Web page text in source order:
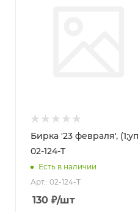
Бирка '23 февраля',
02-124-T
Есть в наличии
Арт.: 02-124-T
130₽/шт